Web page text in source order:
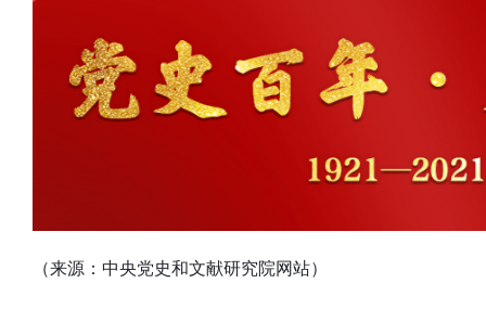
（来源：中央党史和文献研究院网站）